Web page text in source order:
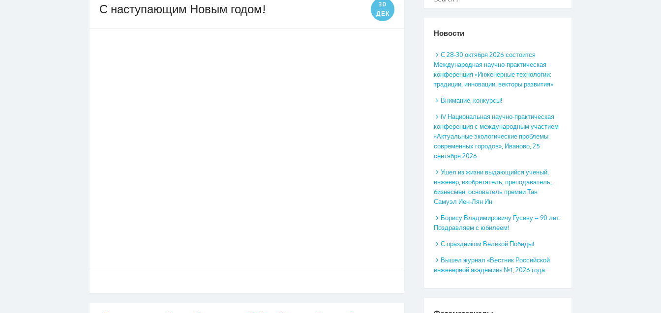
30
ДЕК
С наступающим Новым годом!
Новости
С 28-30 октября 2026 состоится
Международная научно-практическая
конференция «Инженерные технологии:
традиции, инновации, векторы развития»
Внимание, конкурсы!
IV Национальная научно-практическая
конференция с международным участием
«Актуальные экологические проблемы
современных городов», Иваново, 25
сентября 2026
Ушел из жизни выдающийся ученый,
инженер, изобретатель, преподаватель,
бизнесмен, основатель премии Тан
Самуэл Иен-Лян Ин
Борису Владимировичу Гусеву – 90 лет.
Поздравляем с юбилеем!
С праздником Великой Победы!
Вышел журнал «Вестник Российской
инженерной академии» №1, 2026 года